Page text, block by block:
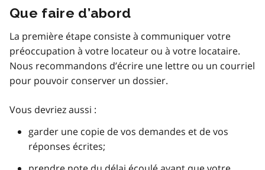
Que faire d’abord
La première étape consiste à communiquer votre
préoccupation à votre locateur ou à votre locataire.
Nous recommandons d’écrire une lettre ou un courriel
pour pouvoir conserver un dossier.
Vous devriez aussi :
garder une copie de vos demandes et de vos
réponses écrites;